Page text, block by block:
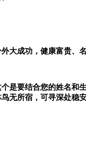
成功，健康富贵、
是要结合您的姓名
无所宿，可寻深处